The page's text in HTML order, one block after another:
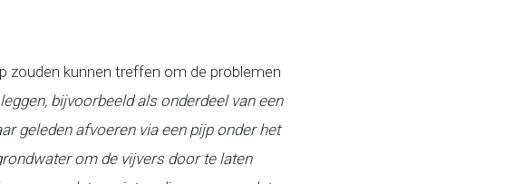
zouden kunnen treffen om de problemen
bijvoorbeeld als onderdeel van een
geleden afvoeren via een pijp onder het
om de vijvers door te laten